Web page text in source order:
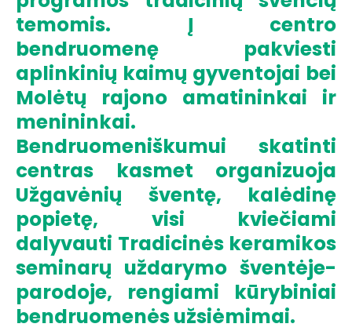
temomis. Į centro
bendruomenę pakviesti
aplinkinių kaimų gyventojai bei
Molėtų rajono amatininkai ir
menininkai.
Bendruomeniškumui skatinti
centras kasmet organizuoja
Užgavėnių šventę, kalėdinę
popietę, visi kviečiami
dalyvauti Tradicinės keramikos
seminarų uždarymo šventėje-
parodoje, rengiami kūrybiniai
bendruomenės užsiėmimai.